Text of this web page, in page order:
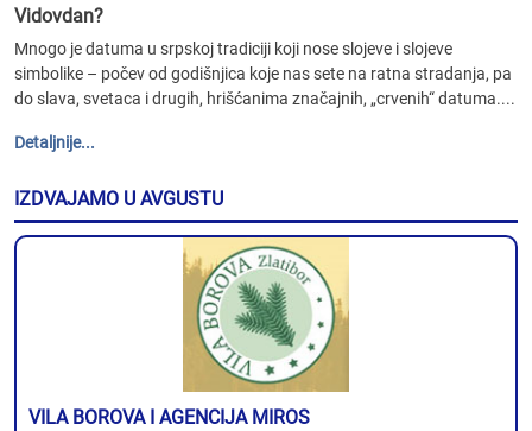
Vidovdan?
Mnogo je datuma u srpskoj tradiciji koji nose slojeve i slojeve
simbolike – počev od godišnjica koje nas sete na ratna stradanja, pa
do slava, svetaca i drugih, hrišćanima značajnih, „crvenih“ datuma....
Detaljnije...
IZDVAJAMO U AVGUSTU
VILA BOROVA I AGENCIJA MIROS